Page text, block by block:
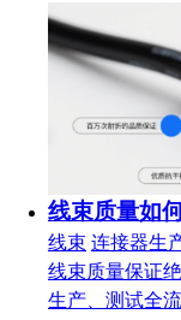
出现接触不良
复杂环境的长
护成本降低
线束 连接器生
线束质量保证
生产、测试全